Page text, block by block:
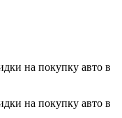
на покупку авто в
на покупку авто в